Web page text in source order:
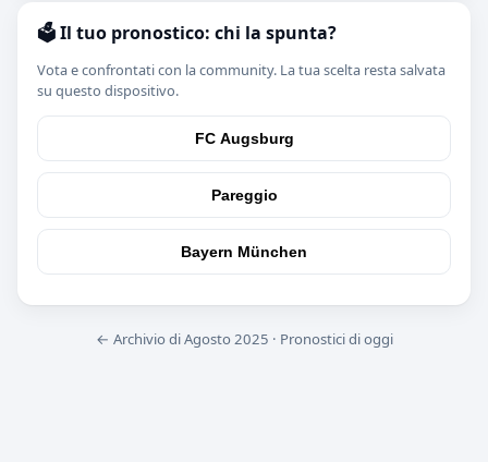
🗳️ Il tuo pronostico: chi la spunta?
Vota e confrontati con la community. La tua scelta resta salvata
su questo dispositivo.
FC Augsburg
Pareggio
Bayern München
← Archivio di Agosto 2025 · Pronostici di oggi